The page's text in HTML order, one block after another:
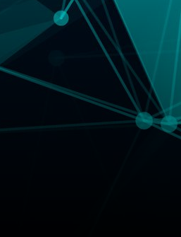
КОМЕНТУЄ
КОНТАКТИ
ПРОФСПІЛКА НАН
КАБІНЕТ